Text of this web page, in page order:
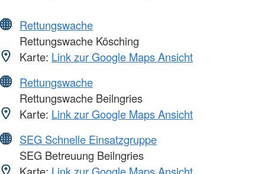
Rettungswache
Rettungswache Kösching
Karte: Link zur Google Maps Ansicht
Rettungswache
Rettungswache Beilngries
Karte: Link zur Google Maps Ansicht
SEG Schnelle Einsatzgruppe
SEG Betreuung Beilngries